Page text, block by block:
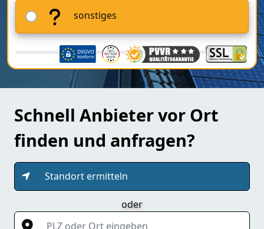
sonstiges
Schnell Anbieter vor Ort
finden und anfragen?
Standort ermitteln
oder
PLZ oder Ort eingeben